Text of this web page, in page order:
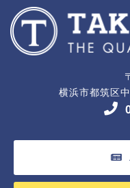
横浜市都筑区